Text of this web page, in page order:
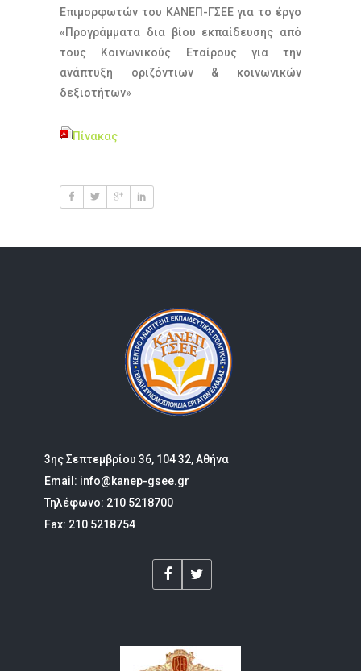
Επιμορφωτών του ΚΑΝΕΠ-ΓΣΕΕ για το έργο
«Προγράμματα δια βίου εκπαίδευσης από
τους Κοινωνικούς Εταίρους για την
ανάπτυξη οριζόντιων & κοινωνικών
δεξιοτήτων»
Πίνακας
3ης Σεπτεμβρίου 36, 104 32, Αθήνα
Email: info@kanep-gsee.gr
Τηλέφωνο: 210 5218700
Fax: 210 5218754